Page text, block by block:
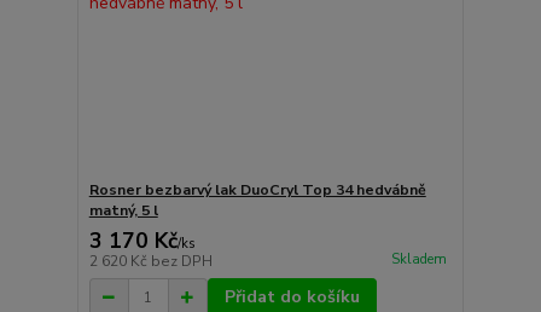
Rosner bezbarvý lak DuoCryl Top 34 hedvábně
matný, 5 l
3 170 Kč/ks
2 620 Kč bez DPH Skladem
Přidat do košíku